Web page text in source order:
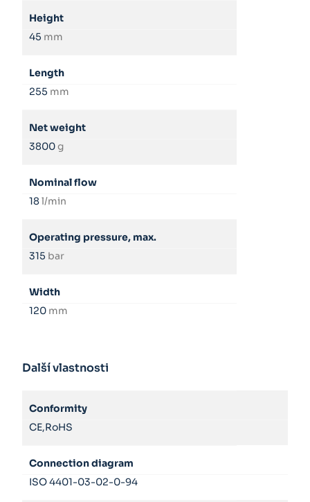
Height
45 mm
Length
255 mm
Net weight
3800g
Nominal flow
18l/min
Operating pressure, max.
315 bar
Width
120 mm
Další vlastnosti
Conformity
CE,RoHS
Connection diagram
ISO 4401-03-02-0-94